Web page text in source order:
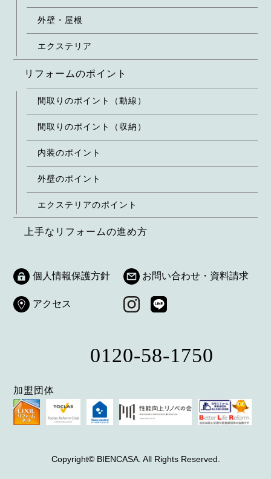
外壁・屋根
エクステリア
リフォームのポイント
間取りのポイント（動線）
間取りのポイント（収納）
内装のポイント
外壁のポイント
エクステリアのポイント
上手なリフォームの進め方
個人情報保護方針 お問い合わせ・資料請求
アクセス
加盟団体
0120-58-1750
Copyright© BIENCASA. All Rights Reserved.